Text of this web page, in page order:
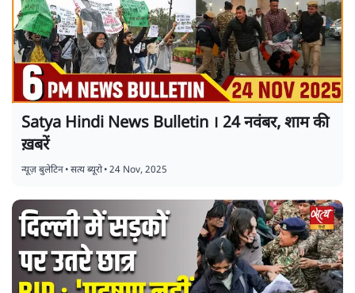
Satya Hindi News Bulletin । 24 नवंबर, शाम की
ख़बरें
न्यूज़ बुलेटिन•सत्य ब्यूरो•24 Nov, 2025